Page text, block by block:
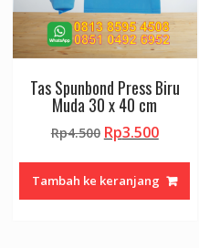
Tas Spunbond Press Biru
Muda 30 x 40 cm
Rp4.500 Harga
adalah:
Rp4.500.
Rp3.500Harga
ini
adalah:
Tambah ke keranjang